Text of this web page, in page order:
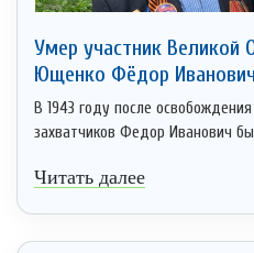
Умер участник Великой
Ющенко Фёдор Иванович
В 1943 году после
захватчиков Федор Иванович
Читать далее